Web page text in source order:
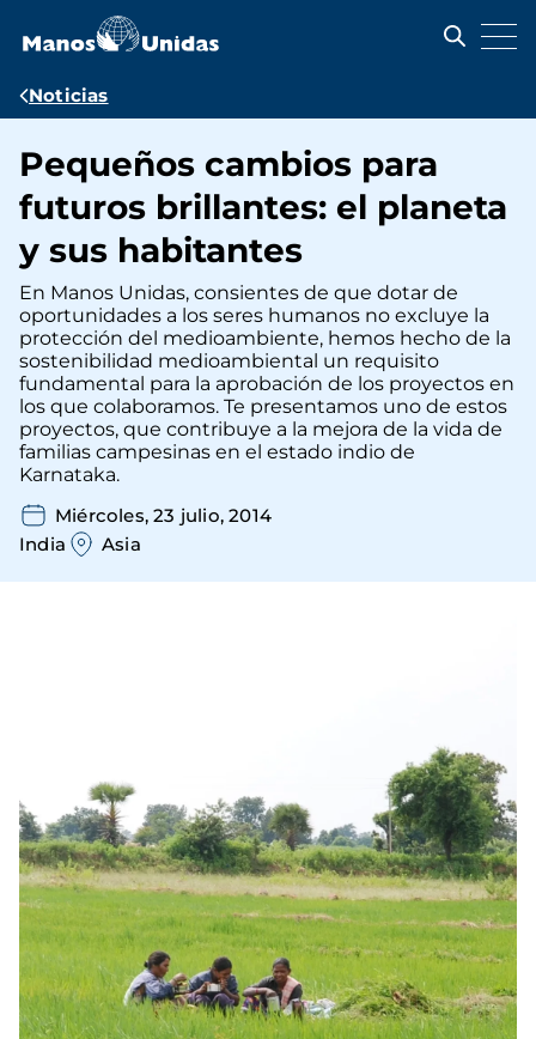
contenido
Ruta
navegación
Noticias
Pequeños cambios para
futuros brillantes: el planeta
y sus habitantes
En Manos Unidas, consientes de que dotar de
oportunidades a los seres humanos no excluye la
protección del medioambiente, hemos hecho de la
sostenibilidad medioambiental un requisito
fundamental para la aprobación de los proyectos en
los que colaboramos. Te presentamos uno de estos
proyectos, que contribuye a la mejora de la vida de
familias campesinas en el estado indio de
Karnataka.
Miércoles, 23 julio, 2014
India
Asia